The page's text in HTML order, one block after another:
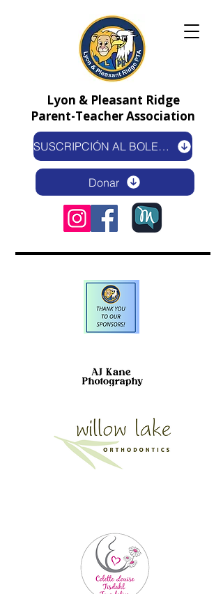
SUSCRIPCIÓN AL BOLETÍN ELECTRÓNICO
Donar
Lyon & Pleasant Ridge
Parent-Teacher Association